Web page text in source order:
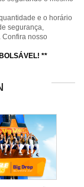
e o horário
segurança,
Confira nosso
**